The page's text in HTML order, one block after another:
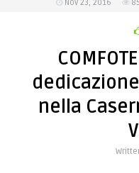
Nov 23, 2016
nella